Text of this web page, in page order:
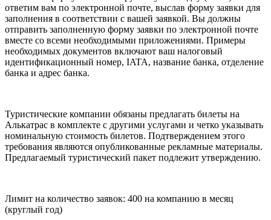
ответим вам по электронной почте, выслав форму заявки для
заполнения в соответствии с вашей заявкой. Вы должны
отправить заполненную форму заявки по электронной почте
вместе со всеми необходимыми приложениями. Примеры
необходимых документов включают ваш налоговый
идентификационный номер, IATA, название банка, отделение
банка и адрес банка.
Туристические компании обязаны предлагать билеты на
Алькатрас в комплекте с другими услугами и четко указывать
номинальную стоимость билетов. Подтверждением этого
требования являются опубликованные рекламные материалы.
Предлагаемый туристический пакет подлежит утверждению.
Лимит на количество заявок: 400 на компанию в месяц
(круглый год)